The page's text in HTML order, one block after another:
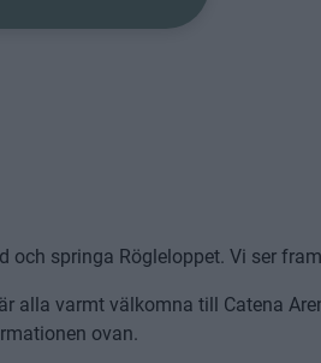
springa Rögleloppet. Vi ser
varmt välkomna till Catena
ovan.